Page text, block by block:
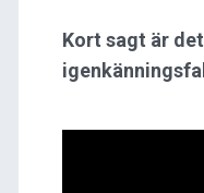
Kort sagt är